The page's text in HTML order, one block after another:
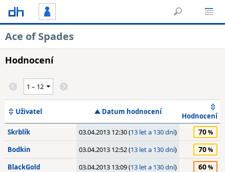
Ace of Spades
Hodnocení
Uživatel Datum hodnocení
Hodnocení
Skrblík
03.04.2013 12:30 (13 let a 130 dní) 70
Bodkin 03.04.2013 12:52 (13 let a 130 dní) 70
BlackGold 03.04.2013 13:09 (13 let a 130 dní) 60